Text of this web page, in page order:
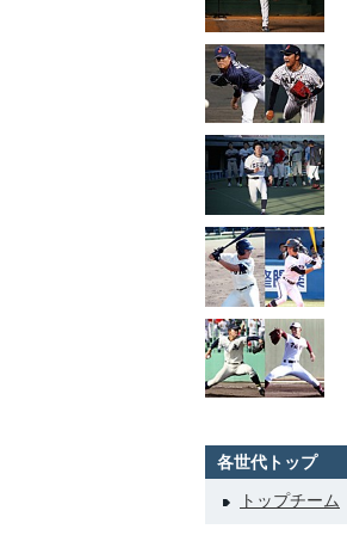
各世代トップ
トップチーム